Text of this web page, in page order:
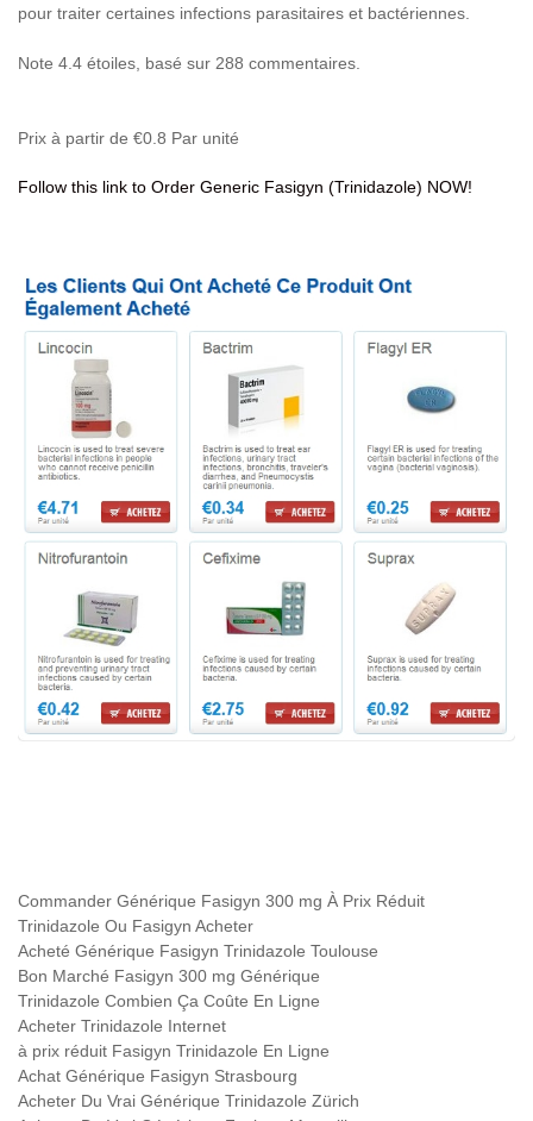
pour traiter certaines infections parasitaires et bactériennes.
Note 4.4 étoiles, basé sur 288 commentaires.
Prix à partir de €0.8 Par unité
Follow this link to Order Generic Fasigyn (Trinidazole) NOW!
Commander Générique Fasigyn 300 mg À Prix Réduit
Trinidazole Ou Fasigyn Acheter
Acheté Générique Fasigyn Trinidazole Toulouse
Bon Marché Fasigyn 300 mg Générique
Trinidazole Combien Ça Coûte En Ligne
Acheter Trinidazole Internet
à prix réduit Fasigyn Trinidazole En Ligne
Achat Générique Fasigyn Strasbourg
Acheter Du Vrai Générique Trinidazole Zürich